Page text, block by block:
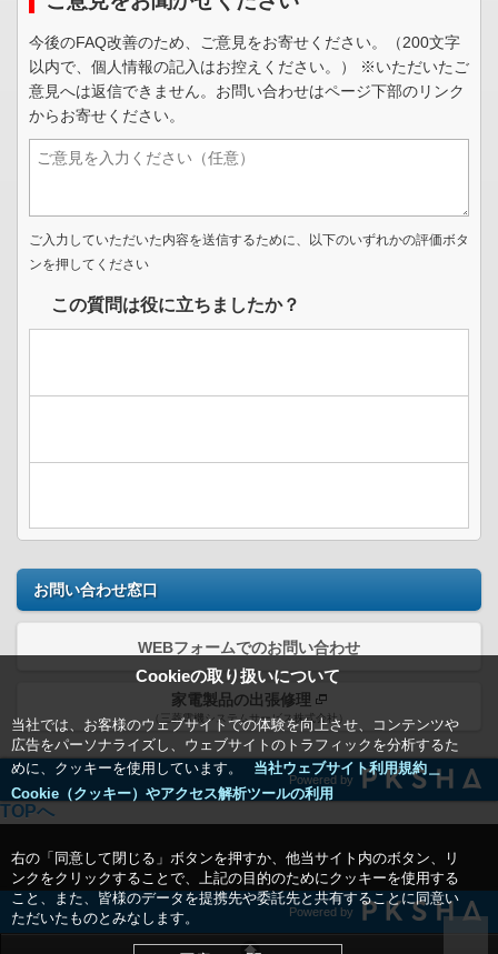
Cookieの取り扱いについて
当社では、お客様のウェブサイトでの体験を向上させ、コンテンツや
広告をパーソナライズし、ウェブサイトのトラフィックを分析するた
めに、クッキーを使用しています。
当社ウェブサイト利用規約＿
Cookie（クッキー）やアクセス解析ツールの利用
右の「同意して閉じる」ボタンを押すか、他当サイト内のボタン、リ
ンクをクリックすることで、上記の目的のためにクッキーを使用する
こと、また、皆様のデータを提携先や委託先と共有することに同意い
ただいたものとみなします。
今後のFAQ改善のため、ご意見をお寄せください。（200文字
以内で、個人情報の記入はお控えください。） ※いただいたご
意見へは返信できません。お問い合わせはページ下部のリンク
からお寄せください。
ご入力していただいた内容を送信するために、以下のいずれかの評価ボタ
ンを押してください
この質問は役に立ちましたか？
お問い合わせ窓口
WEBフォームでのお問い合わせ
家電製品の出張修理
（三菱電機システムサービス株式会社）
Powered by
TOPへ
Powered by